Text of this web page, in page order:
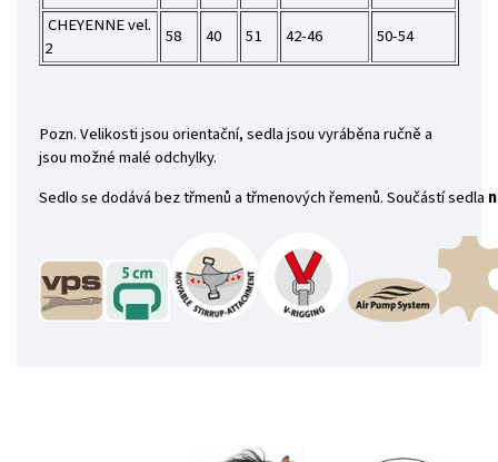
CHEYENNE vel.
2
58 40 51 42-46 50-54
Pozn. Velikosti jsou orientační, sedla jsou vyráběna ručně a
jsou možné malé odchylky.
Sedlo se dodává bez třmenů a třmenových řemenů. Součástí sedla